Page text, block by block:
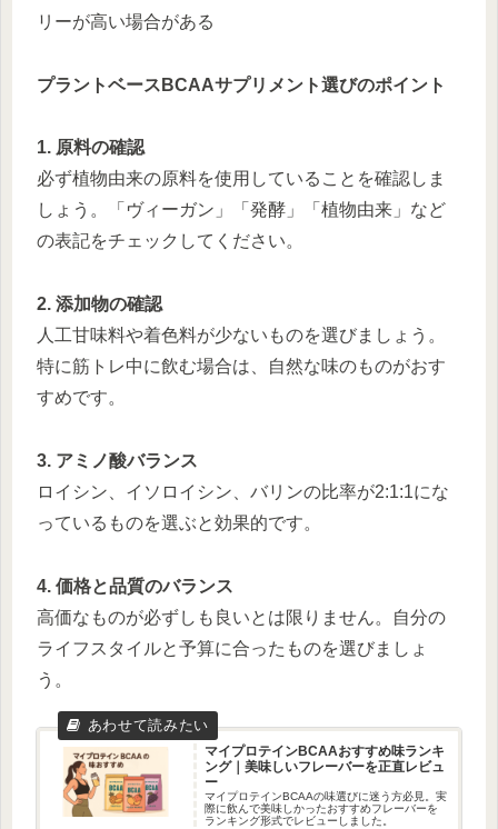
リーが高い場合がある
プラントベースBCAAサプリメント選びのポイント
1. 原料の確認
必ず植物由来の原料を使用していることを確認しま
しょう。「ヴィーガン」「発酵」「植物由来」など
の表記をチェックしてください。
2. 添加物の確認
人工甘味料や着色料が少ないものを選びましょう。
特に筋トレ中に飲む場合は、自然な味のものがおす
すめです。
3. アミノ酸バランス
ロイシン、イソロイシン、バリンの比率が2:1:1にな
っているものを選ぶと効果的です。
4. 価格と品質のバランス
高価なものが必ずしも良いとは限りません。自分の
ライフスタイルと予算に合ったものを選びましょ
う。
マイプロテインBCAAおすすめ味ランキ
ング｜美味しいフレーバーを正直レビュ
ー
マイプロテインBCAAの味選びに迷う方必見。実
際に飲んで美味しかったおすすめフレーバーを
ランキング形式でレビューしました。